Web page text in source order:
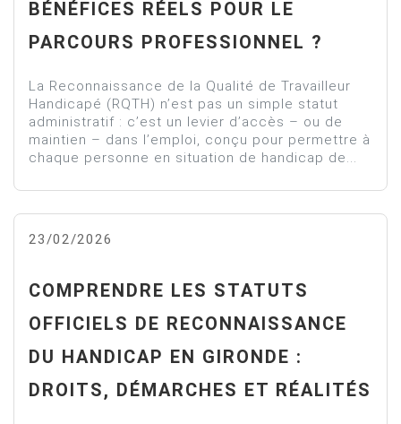
BÉNÉFICES RÉELS POUR LE
PARCOURS PROFESSIONNEL ?
La Reconnaissance de la Qualité de Travailleur
Handicapé (RQTH) n’est pas un simple statut
administratif : c’est un levier d’accès – ou de
maintien – dans l’emploi, conçu pour permettre à
chaque personne en situation de handicap de...
23/02/2026
COMPRENDRE LES STATUTS
OFFICIELS DE RECONNAISSANCE
DU HANDICAP EN GIRONDE :
DROITS, DÉMARCHES ET RÉALITÉS